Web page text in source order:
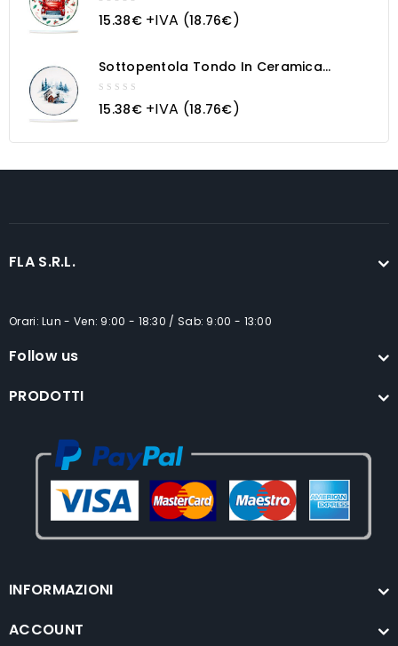
out
15.38€+IVA (18.76€)
Sottopentola Tondo In Ceramica
Paesaggio Innevato
out
15.38€+IVA (18.76€)
FLA S.R.L.
Orari: Lun - Ven: 9:00 - 18:30 / Sab: 9:00 - 13:00
Follow us
PRODOTTI
INFORMAZIONI
ACCOUNT